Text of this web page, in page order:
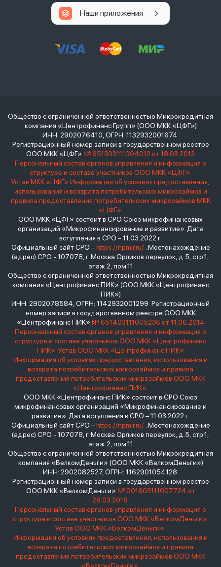
Наши приложения
Общество с ограниченной ответственностью Микрокредитная
компания «Центрофинанс Групп» (ООО МКК «ЦФГ»)
ИНН: 2902076410, ОГРН: 1132932001674
Регистрационный номер записи в государственном реестре
ООО МКК «ЦФГ» № 651303111004012 от 18.03.2013
Персональный состав органов управления и информация о
структуре и составе участников ООО МКК «ЦФГ»
Устав МКК «ЦФГ» Информация об условиях предоставления,
использования и возврата потребительских микрозаймов и
правила предоставления потребительских микрозаймов МКК
«ЦФГ»
ООО МКК «ЦФГ» состоит в СРО Союз микрофинансовых
организаций «Микрофинансирование и развитие». Дата
вступления в СРО – 11.03.2022 г.
Официальный сайт СРО –https://npmir.ru/. Местонахождение
(адрес) СРО - 107078, г. Москва Орликов переулок, д.5, стр.1,
этаж 2, пом.11
Общество с ограниченной ответственностью Микрокредитная
компания «Центрофинанс ПИК» (ООО МКК «Центрофинанс
ПИК»)
ИНН: 2902078584, ОГРН: 1142932001299 Регистрационный
номер записи в государственном реестре ООО МКК
«Центрофинанс ПИК» № 651403111005236 от 11.06.2014
Персональный состав органов управления и информация о
структуре и составе участников ООО МКК «Центрофинанс
ПИК» Устав ООО МКК «Центрофинанс ПИК»
Информация об условиях предоставления, использования и
возврата потребительских микрозаймов и правила
предоставления потребительских микрозаймов ООО МКК
«Центрофинанс ПИК»
ООО МКК «Центрофинанс ПИК» состоит в СРО Союз
микрофинансовых организаций «Микрофинансирование и
развитие». Дата вступления в СРО – 11.03.2022 г.
Официальный сайт СРО –https://npmir.ru/. Местонахождение
(адрес) СРО - 107078, г. Москва Орликов переулок, д.5, стр.1,
этаж 2, пом.11
Общество с ограниченной ответственностью Микрокредитная
компания «ВелкомДеньги» (ООО МКК «ВелкомДеньги»)
ИНН: 2902082527, ОГРН: 1162901054128
Регистрационный номер записи в государственном реестре
ООО МКК «ВелкомДеньги» № 001603111007724 от
28.03.2016
Персональный состав органов управления и информация о
структуре и составе участников ООО МКК «ВелкомДеньги»
Устав ООО МКК «ВелкомДеньги»
Информация об условиях предоставления, использования и
возврата потребительских микрозаймов и правила
предоставления потребительских микрозаймов ООО МКК